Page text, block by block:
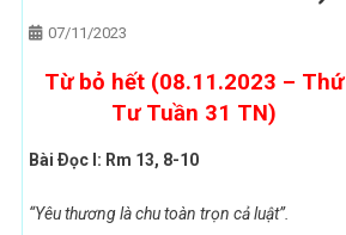
07/11/2023
Từ bỏ hết (08.11.2023 – Thứ
Tư Tuần 31 TN)
Bài Ðọc I: Rm 13, 8-10
“Yêu thương là chu toàn trọn cả luật”.